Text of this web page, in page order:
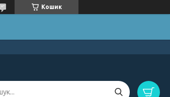
Кошик